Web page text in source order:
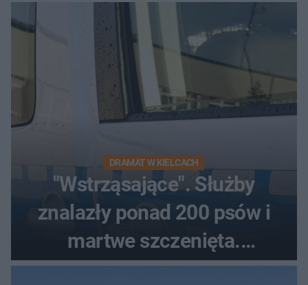
DRAMAT W KIELCACH
"Wstrząsające". Służby
znalazły ponad 200 psów i
martwe szczenięta.
Zatrzymano 35-latka